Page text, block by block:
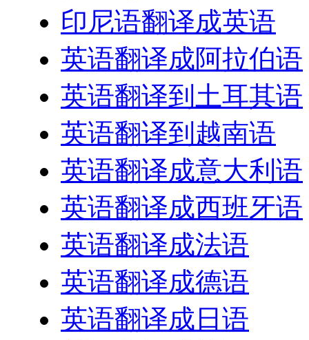
印尼语翻译成英语
英语翻译成阿拉伯语
英语翻译到土耳其语
英语翻译到越南语
英语翻译成意大利语
英语翻译成西班牙语
英语翻译成法语
英语翻译成德语
英语翻译成日语